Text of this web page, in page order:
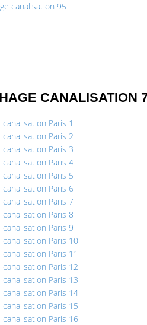
canalisation 95
CANALISATION
Paris 1
Paris 2
Paris 3
Paris 4
Paris 5
Paris 6
Paris 7
Paris 8
Paris 9
canalisation Paris 10
Paris 11
Paris 12
Paris 13
canalisation Paris 14
Paris 15
canalisation Paris 16